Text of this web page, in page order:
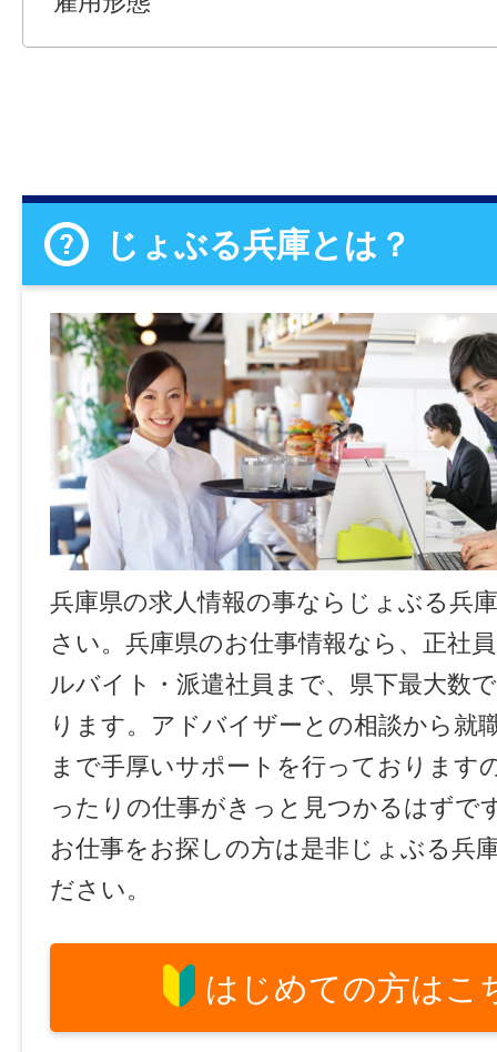
じょぶる兵庫とは？
兵庫県の求人情報の事ならじょぶる兵
さい。兵庫県のお仕事情報なら、正社
ルバイト・派遣社員まで、県下最大数
ります。アドバイザーとの相談から就
まで手厚いサポートを行っております
ったりの仕事がきっと見つかるはずで
お仕事をお探しの方は是非じょぶる兵
ださい。
はじめての方はこ